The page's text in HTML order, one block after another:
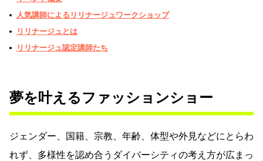
人気講師によるリリナージュワークショップ
リリナージュとは
リリナージュ認定講師たち
夢を叶えるファッションショー
ジェンダー、国籍、宗教、年齢、体型や外見などにとらわ
れず、多様性を認め合うダイバーシティの考え方が広まっ